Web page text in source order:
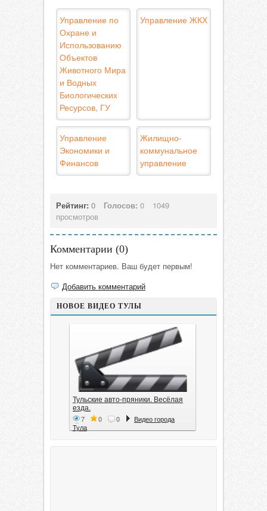
Управление по
Охране и
Использованию
Объектов
Животного Мира
и Водных
Биологических
Ресурсов, ГУ
Управление ЖКХ
Управление
Экономики и
Финансов
Жилищно-
коммунальное
управление
Рейтинг: 0 Голосов: 0
1049
просмотров
Комментарии (0)
Нет комментариев. Ваш будет первым!
Добавить комментарий
НОВОЕ ВИДЕО ТУЛЫ
Тульские авто-пряники. Весёлая
езда.
7 0 0
Видео города
Тула